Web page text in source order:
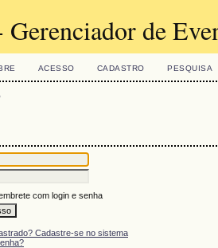
de
ACESSO CADASTRO PESQUISA
com login e senha
Cadastre-se no sistema